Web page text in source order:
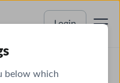
below which
Login